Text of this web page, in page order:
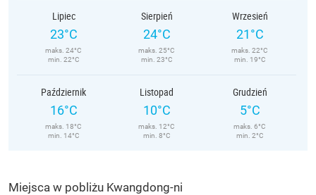
Lipiec
23°C
maks. 24°C
min. 22°C
Sierpień
24°C
maks. 25°C
min. 23°C
Wrzesień
21°C
maks. 22°C
min. 19°C
Październik
16°C
maks. 18°C
min. 14°C
Listopad
10°C
maks. 12°C
min. 8°C
Grudzień
5°C
maks. 6°C
min. 2°C
Miejsca w pobliżu Kwangdong-ni